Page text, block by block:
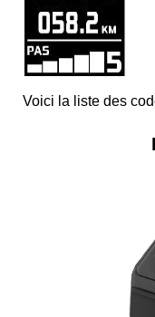
Voici la liste des